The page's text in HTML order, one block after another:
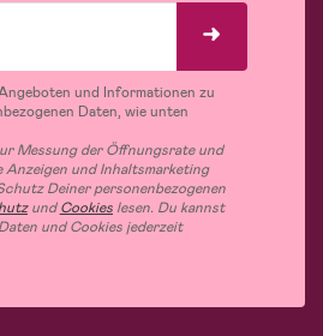
und Informationen zu
Daten, wie unten
Messung der Öffnungsrate und
und Inhaltsmarketing
Deiner personenbezogenen
undCookieslesen. Du kannst
und Cookies jederzeit